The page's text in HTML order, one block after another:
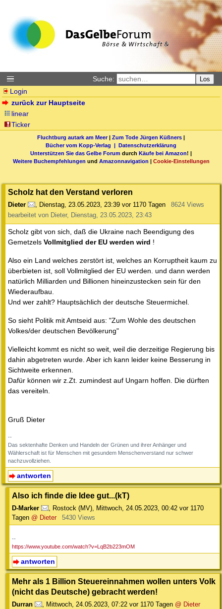
Suche: Los
Login
zurück zur Hauptseite
linear
Ticker
Fluchtburg autark am Meer| Zum Tode Jürgen Küßners |
Bücher vom Kopp-Verlag | Datenschutzerklärung
Unterstützen Sie das Gelbe Forum durch Käufe bei Amazon! |
Weitere Buchempfehlungen und Amazonnavigation | Cookie-Einstellungen
Scholz hat den Verstand verloren
Dieter , Dienstag, 23.05.2023, 23:39 vor 1170 Tagen
8624 Views
bearbeitet von Dieter, Dienstag, 23.05.2023, 23:43
Scholz gibt von sich, daß die Ukraine nach Beendigung des
Gemetzels Vollmitglied der EU werden wird !
Also ein Land welches zerstört ist, welches an Korruptheit kaum zu
überbieten ist, soll Vollmitglied der EU werden. und dann werden
natürlich Milliarden und Billionen hineinzustecken sein für den
Wiederaufbau.
Und wer zahlt? Hauptsächlich der deutsche Steuermichel.
So sieht Politik mit Amtseid aus: "Zum Wohle des deutschen
Volkes/der deutschen Bevölkerung"
Vielleicht kommt es nicht so weit, weil die derzeitige Regierung bis
dahin abgetreten wurde. Aber ich kann leider keine Besserung in
Sichtweite erkennen.
Dafür können wir z.Zt. zumindest auf Ungarn hoffen. Die dürften
das vereiteln.
Gruß Dieter
--
Das sektenhafte Denken und Handeln der Grünen und ihrer Anhänger und
Wählerschaft ist für Menschen mit gesundem Menschenverstand nur schwer
nachzuvollziehen.
antworten
Also ich finde die Idee gut...(kT)
D-Marker , Rostock (MV), Mittwoch, 24.05.2023, 00:42 vor 1170
Tagen @ Dieter 5430 Views
--
https://www.youtube.com/watch?v=LqB2b223mOM
antworten
Mehr als 1 Billion Steuereinnahmen wollen unters Volk
(nicht das Deutsche) gebracht werden!
Durran , Mittwoch, 24.05.2023, 07:22 vor 1170 Tagen @ Dieter